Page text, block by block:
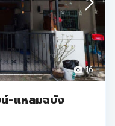
16
-แหลมฉบัง